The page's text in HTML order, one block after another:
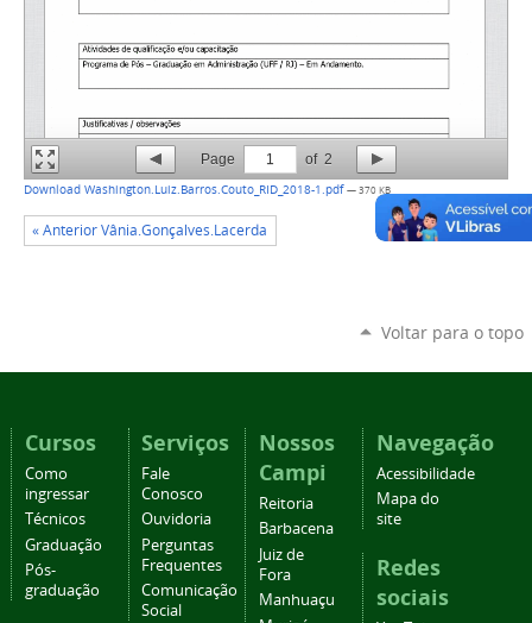
Page 1 of 2
Download Washington.Luiz.Barros.Couto_RID_2018-1.pdf— 370 KB
« Anterior Vânia.Gonçalves.Lacerda
Voltar para o topo
Cursos
Como
ingressar
Técnicos
Graduação
Pós-
graduação
Serviços
Fale
Conosco
Ouvidoria
Perguntas
Frequentes
Comunicação
Social
Nossos
Campi
Reitoria
Barbacena
Juiz de
Fora
Manhuaçu
Navegação
Acessibilidade
Mapa do
site
Redes
sociais